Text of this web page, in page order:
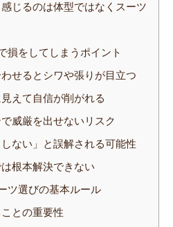
じるのは体型ではなくスーツ
損をしてしまうポイント
せるとシワや張りが目立つ
えて自信が削がれる
威厳を出せないリスク
ない」と誤解される可能性
根本解決できない
ツ選びの基本ルール
との重要性